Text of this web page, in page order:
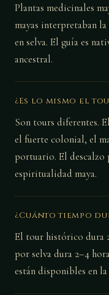
Plantas medicinales
mayas interpretaban
en selva. El guía es
ancestral.
¿Es lo mismo el
Son tours diferentes.
el fuerte colonial, el
portuario. El descalzo
espiritualidad maya.
¿Cuánto tiempo
El tour histórico dura
por selva dura 2–4
están disponibles en la